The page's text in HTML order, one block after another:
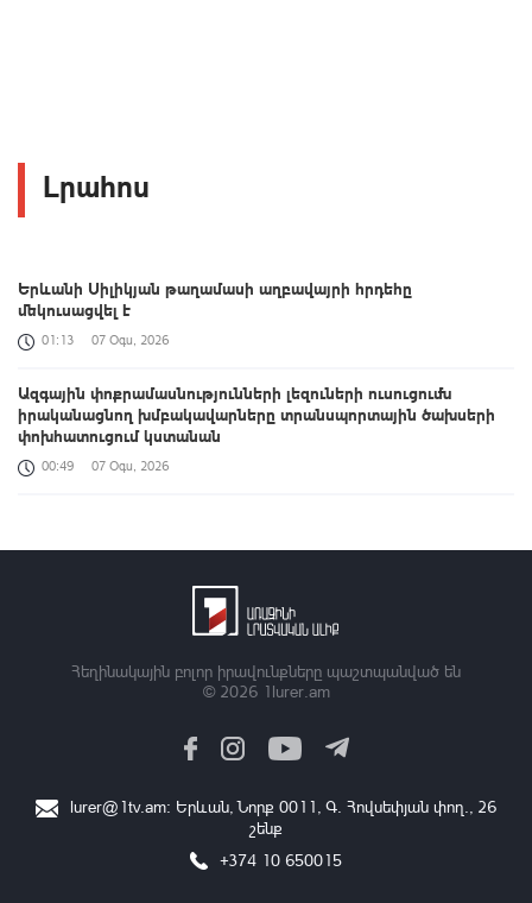
Լրահոս
Երևանի Սիլիկյան թաղամասի աղբավայրի հրդեհը
մեկուսացվել է
01:13 07 Օգս, 2026
Ազգային փոքրամասնությունների լեզուների ուսուցումն
իրականացնող խմբակավարները տրանսպորտային ծախսերի
փոխհատուցում կստանան
00:49 07 Օգս, 2026
Բացահայտելով Հայաստանը․ Մեծ Բրիտանիայի դեսպանի
համալիրն է
Իրանցիները չափազանց դժվար մարդիկ են. Վենս
Հայտնաբերվել է անկանոն երթևեկած օտարերկրյա
համարանիշերով «Նիվա»-ն
Հեղինակային բոլոր իրավունքները պաշտպանված են
© 2026 1lurer.am
lurer@1tv.am։ Երևան, Նորք 0011, Գ․ Հովսեփյան փող., 26
շենք
+374 10 650015